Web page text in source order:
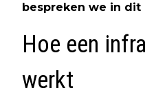
bespreken we in dit
Hoe een
werkt